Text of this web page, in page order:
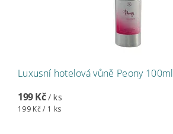
Luxusní hotelová vůně Peony 100ml
199 Kč/ ks
199 Kč / 1 ks